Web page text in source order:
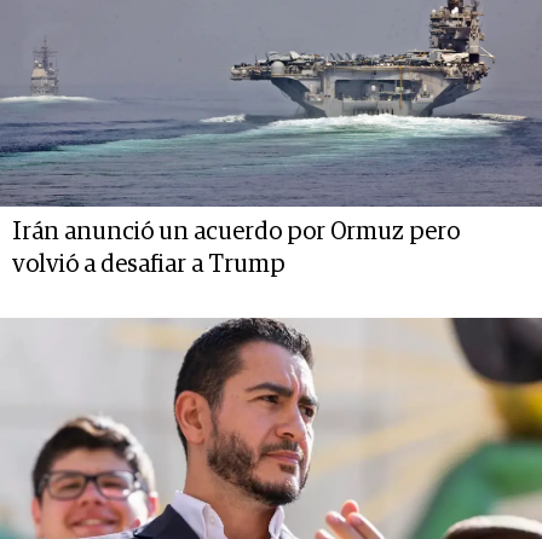
Irán anunció un acuerdo por Ormuz pero
volvió a desafiar a Trump